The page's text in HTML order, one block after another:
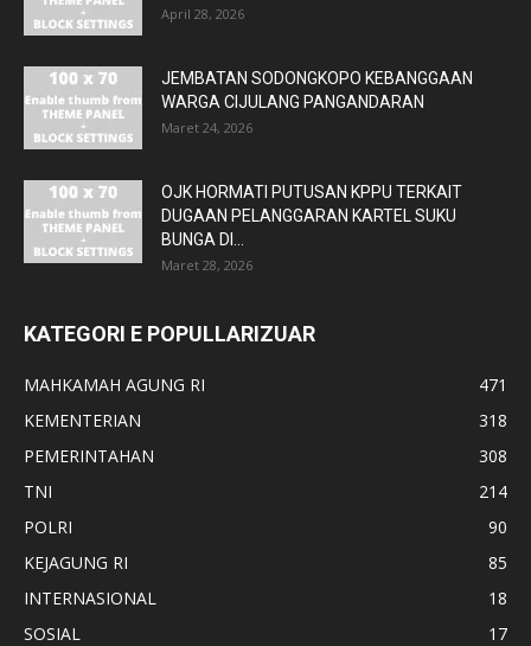
April 28, 2026
JEMBATAN SODONGKOPO KEBANGGAAN
WARGA CIJULANG PANGANDARAN
Maret 24, 2026
OJK HORMATI PUTUSAN KPPU TERKAIT
DUGAAN PELANGGARAN KARTEL SUKU
BUNGA DI...
Maret 28, 2026
KATEGORI E POPULLARIZUAR
MAHKAMAH AGUNG RI
471
KEMENTERIAN
318
PEMERINTAHAN
308
TNI
214
POLRI
90
KEJAGUNG RI
85
INTERNASIONAL
18
SOSIAL
17